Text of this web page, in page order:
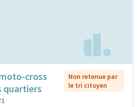
cross
quartiers
Non retenue par
le tri citoyen
1